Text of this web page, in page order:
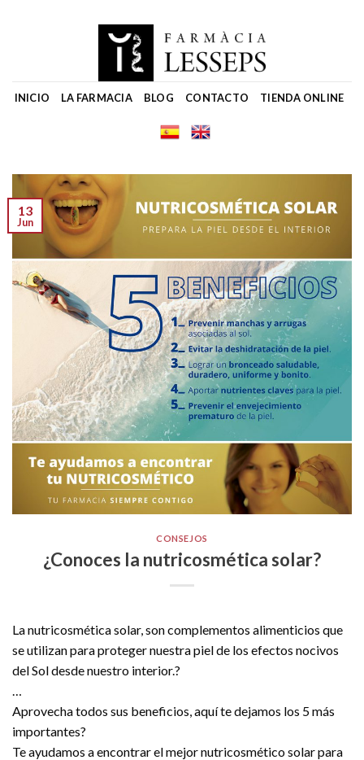
INICIO LA FARMACIA BLOG CONTACTO TIENDA ONLINE
13
Jun
CONSEJOS
¿Conoces la nutricosmética solar?
La nutricosmética solar, son complementos alimenticios que
se utilizan para proteger nuestra piel de los efectos nocivos
del Sol desde nuestro interior.?
Aprovecha todos sus beneficios, aquí te dejamos los 5 más
importantes?
Te ayudamos a encontrar el mejor nutricosmético solar para